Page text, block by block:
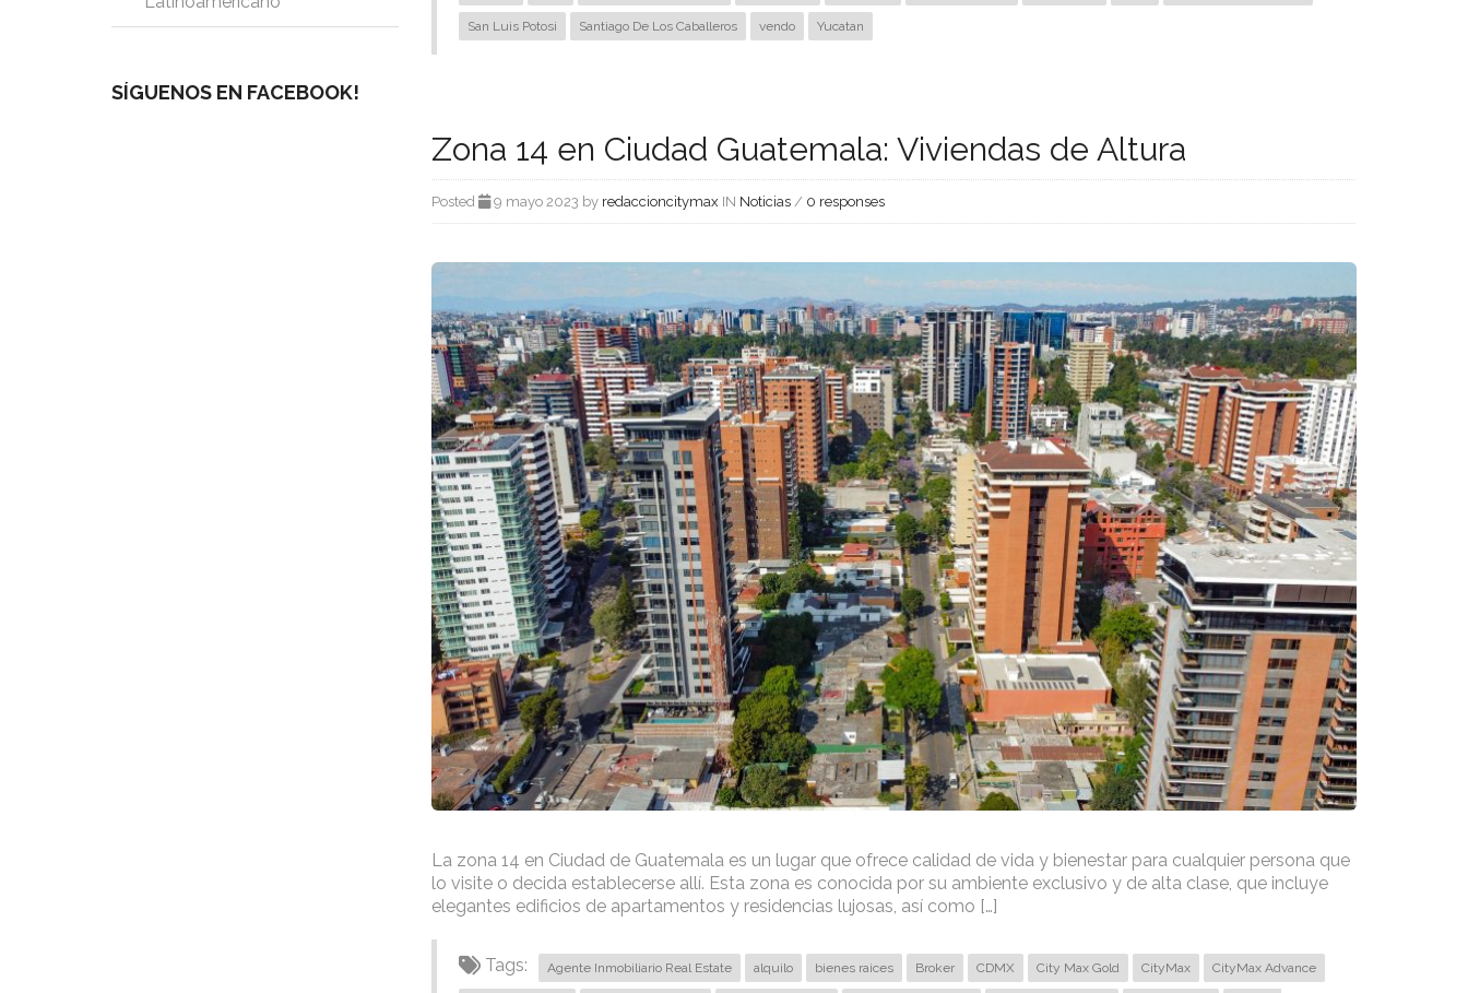
SÍGUENOS EN FACEBOOK!
San Luis Potosi Santiago De Los Caballeros vendo Yucatan
Zona 14 en Ciudad Guatemala: Viviendas de Altura
Posted 9 mayo 2023 by redaccioncitymax IN Noticias/ 0 responses
La zona 14 en Ciudad de Guatemala es un lugar que ofrece calidad de vida y bienestar para cualquier persona que
lo visite o decida establecerse allí. Esta zona es conocida por su ambiente exclusivo y de alta clase, que incluye
elegantes edificios de apartamentos y residencias lujosas, así como […]
Tags: Agente Inmobiliario Real Estate alquilo bienes raices Broker CDMX City Max Gold CityMax CityMax Advance